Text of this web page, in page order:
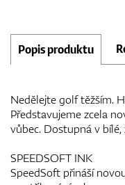
Popis produktu
Nedělejte golf těžším.
Představujeme zcela
vůbec. Dostupná v
SPEEDSOFT INK
SpeedSoft přináší